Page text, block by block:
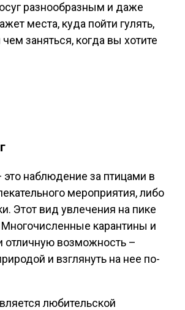
разнообразным и даже
места, куда пойти гулять,
заняться, когда вы хотите
наблюдение за птицами в
мероприятия, либо
Этот вид увлечения на пике
Многочисленные карантины и
отличную возможность –
и взглянуть на нее по-
любительской